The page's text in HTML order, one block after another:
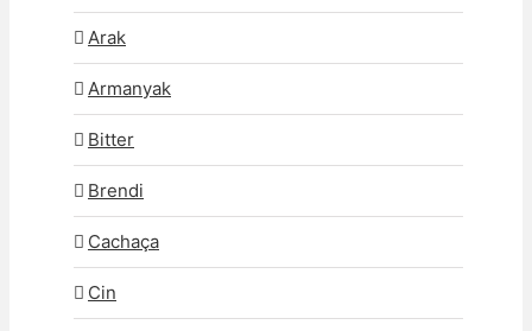
Arak
Armanyak
Bitter
Brendi
Cachaça
Cin